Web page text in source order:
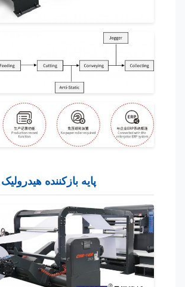
پایه بازکننده هیدرولیک